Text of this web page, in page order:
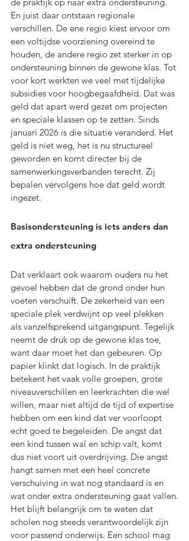
En juist daar ontstaan regionale
verschillen. De ene regio kiest ervoor om
een voltijdse voorziening overeind te
houden, de andere regio zet sterker in op
ondersteuning binnen de gewone klas. Tot
voor kort werkten we veel met tijdelijke
subsidies voor hoogbegaafdheid. Dat was
geld dat apart werd gezet om projecten
en speciale klassen op te zetten. Sinds
januari 2026 is die situatie veranderd. Het
geld is niet weg, het is nu structureel
geworden en komt directer bij de
samenwerkingsverbanden terecht. Zij
bepalen vervolgens hoe dat geld wordt
ingezet.
Basisondersteuning is iets anders dan
extra ondersteuning
Dat verklaart ook waarom ouders nu het
gevoel hebben dat de grond onder hun
voeten verschuift. De zekerheid van een
speciale plek verdwijnt op veel plekken
als vanzelfsprekend uitgangspunt. Tegelijk
neemt de druk op de gewone klas toe,
want daar moet het dan gebeuren. Op
papier klinkt dat logisch. In de praktijk
betekent het vaak volle groepen, grote
niveauverschillen en leerkrachten die wel
willen, maar niet altijd de tijd of expertise
hebben om een kind dat ver voorloopt
echt goed te begeleiden. De angst dat
een kind tussen wal en schip valt, komt
dus niet voort uit overdrijving. Die angst
hangt samen met een heel concrete
verschuiving in wat nog standaard is en
wat onder extra ondersteuning gaat vallen.
Het blijft belangrijk om te weten dat
scholen nog steeds verantwoordelijk zijn
voor passend onderwijs. Een school mag